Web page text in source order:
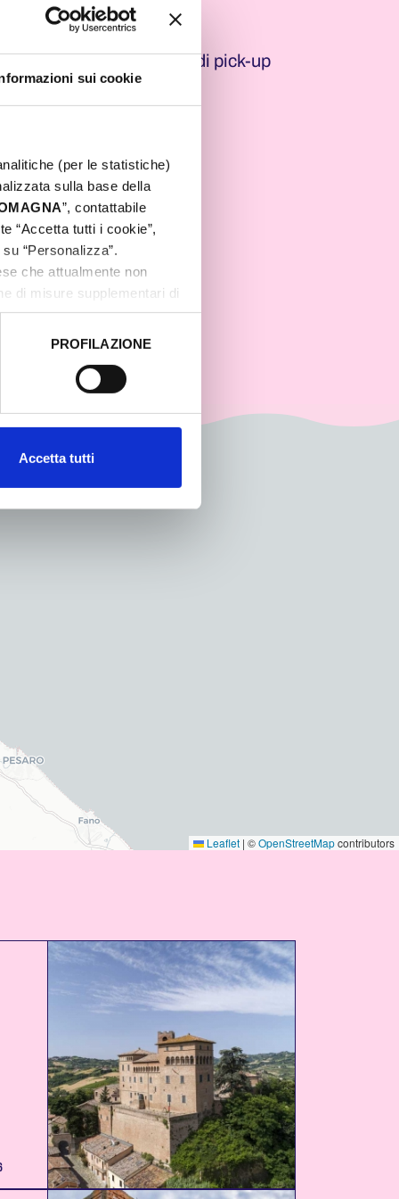
sui cookie
(per le statistiche)
sulla base della
”, contattabile
“Accetta tutti i cookie”,
“Personalizza”.
che attualmente non
di misure supplementari di
PROFILAZIONE
Accetta tutti
di selezionare il punto di pick-up
0541 347329
Leaflet | ©OpenStreetMapcontributors